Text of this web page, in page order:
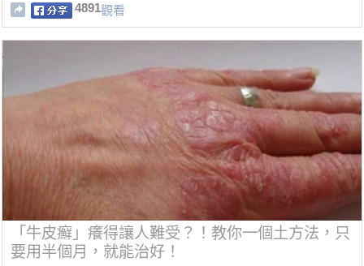
4891觀看
「牛皮癬」癢得讓人難受？！教你一個土方法，只
要用半個月，就能治好！